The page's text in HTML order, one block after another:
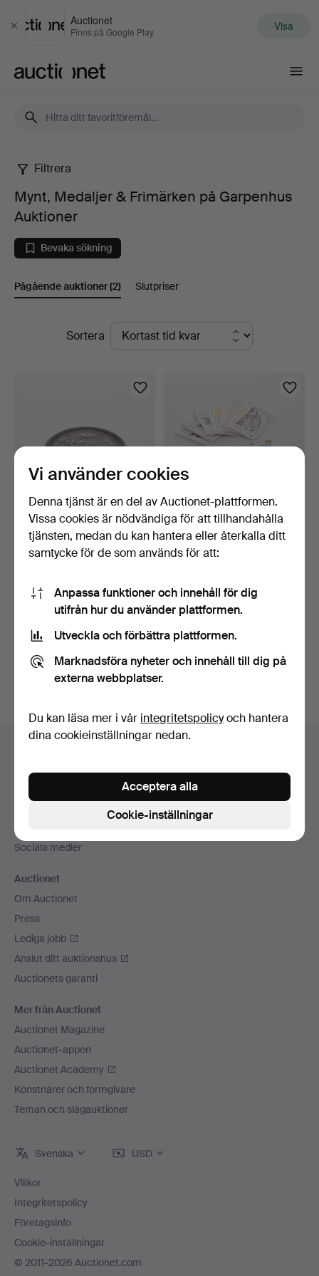
Stäng
Auctionet
Finns på Google Play Visa
Mynt,
Medaljer
&
Frimärken
Garpenhus
Filtrera
Mynt, Medaljer & Frimärken på Garpenhus
Auktioner
Bevaka sökning
Pågående auktioner(2) Slutpriser
PågåendeSortera
MINNESMEDALJ, August
III, medalj präglad i…
13 timmar
316 USD
PARTI FRIMÄRKEN, 50 st
häften, valörlösa.
14 timmar
148 USD
Du kan också söka ivårt arkiv med avslutade auktioner
Sidfotsnavigation
Sociala medier
Auctionet
Om Auctionet
Press
Lediga jobb
Anslut ditt auktionshus
Auctionets garanti
Mer från Auctionet
Auctionet Magazine
Auctionet-appen
Auctionet Academy
Konstnärer och formgivare
Teman och slagauktioner
Svenska USD
Villkor
Integritetspolicy
Företagsinfo
Cookie-inställningar
© 2011-2026 Auctionet.com
Vi använder cookies
Denna tjänst är en del av Auctionet-plattformen.
Vissa cookies är nödvändiga för att tillhandahålla
tjänsten, medan du kan hantera eller återkalla ditt
samtycke för de som används för att:
Anpassa funktioner och innehåll för dig
utifrån hur du använder plattformen.
Utveckla och förbättra plattformen.
Marknadsföra nyheter och innehåll till dig på
externa webbplatser.
Du kan läsa mer i vår integritetspolicyoch hantera
dina cookieinställningar nedan.
Cookie-inställningar
Acceptera alla